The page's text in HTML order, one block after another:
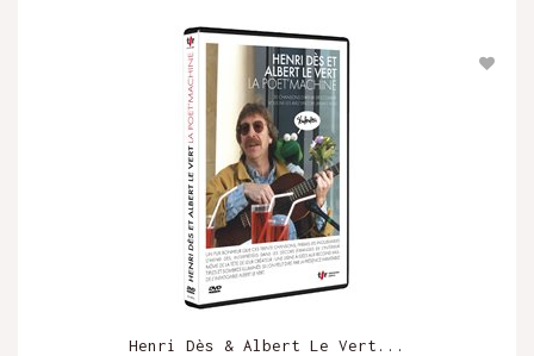
Henri Dès & Albert Le Vert...